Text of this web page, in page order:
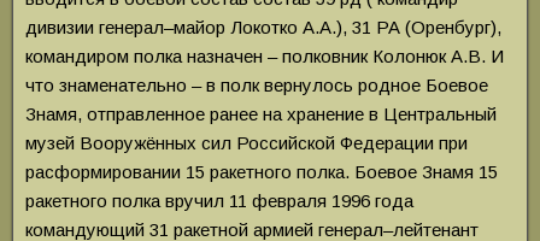
дивизии генерал–майор Локотко А.А.), 31 РА (Оренбург),
командиром полка назначен – полковник Колонюк А.В. И
что знаменательно – в полк вернулось родное Боевое
Знамя, отправленное ранее на хранение в Центральный
музей Вооружённых сил Российской Федерации при
расформировании 15 ракетного полка. Боевое Знамя 15
ракетного полка вручил 11 февраля 1996 года
командующий 31 ракетной армией генерал–лейтенант